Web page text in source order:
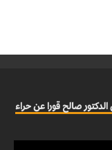
الدكتور صالح قورا عن حراء